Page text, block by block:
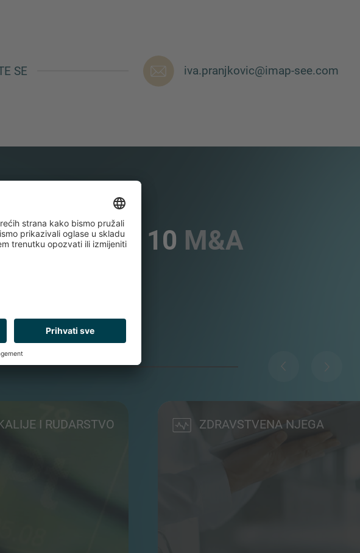
SE iva.pranjkovic@imap-see.com
TOP 10 M&A
I RUDARSTVO ZDRAVSTVENA NJEGA